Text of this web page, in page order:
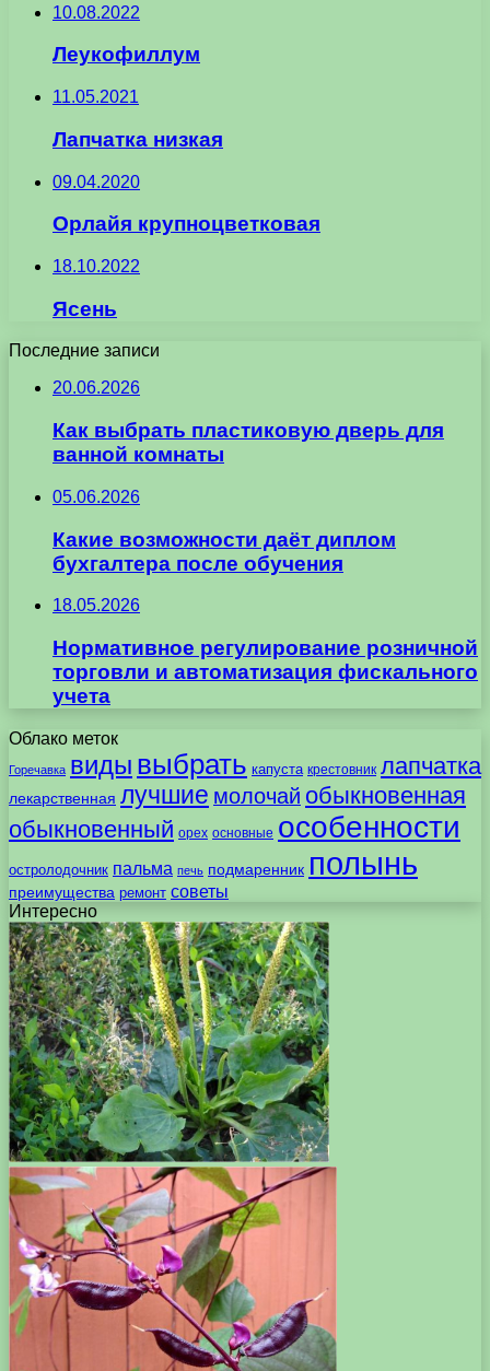
10.08.2022
Леукофиллум
11.05.2021
Лапчатка низкая
09.04.2020
Орлайя крупноцветковая
18.10.2022
Ясень
Последние записи
20.06.2026
Как выбрать пластиковую дверь для
ванной комнаты
05.06.2026
Какие возможности даёт диплом
бухгалтера после обучения
18.05.2026
Нормативное регулирование розничной
торговли и автоматизация фискального
учета
Облако меток
Горечавка виды выбрать капуста крестовник лапчатка
лекарственная лучшие молочай обыкновенная
обыкновенный орех основные особенности
остролодочник пальма печь подмаренник полынь
преимущества ремонт советы
Интересно